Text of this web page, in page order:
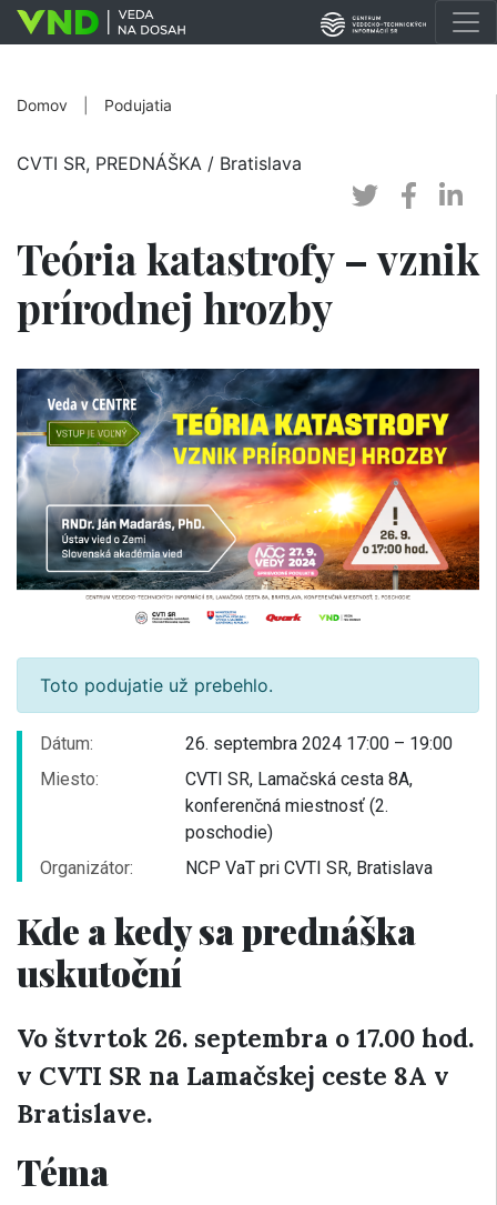
Domov Podujatia
CVTI SR, PREDNÁŠKA / Bratislava
Teória katastrofy – vznik
prírodnej hrozby
Toto podujatie už prebehlo.
Dátum:
26. septembra 2024 17:00 – 19:00
Miesto:
CVTI SR, Lamačská cesta 8A,
konferenčná miestnosť (2.
poschodie)
Organizátor:
NCP VaT pri CVTI SR, Bratislava
Kde a kedy sa prednáška
uskutoční
Vo štvrtok 26. septembra o 17.00 hod.
v CVTI SR na Lamačskej ceste 8A v
Bratislave.
Téma